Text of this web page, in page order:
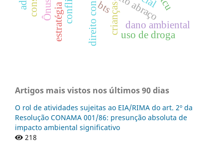
crianças dano ambiental
bts
uso de droga
tcu
Artigos mais vistos nos últimos 90 dias
O rol de atividades sujeitas ao EIA/RIMA do art. 2º da
Resolução CONAMA 001/86: presunção absoluta de
impacto ambiental significativo
218